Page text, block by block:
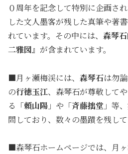
０周年を記念して特別に企画さ
した文人墨客が残した真筆や著
れています。その中には、 森琴
二雅図』 が含まれています。
■月ヶ瀬梅渓には、 森琴石は勿
の行徳玉江、森琴石が尊敬して
る「頼山陽 」や「斉藤拙堂 」等
問しており、数々の墨蹟を残して
■森琴石ホームページでは、月